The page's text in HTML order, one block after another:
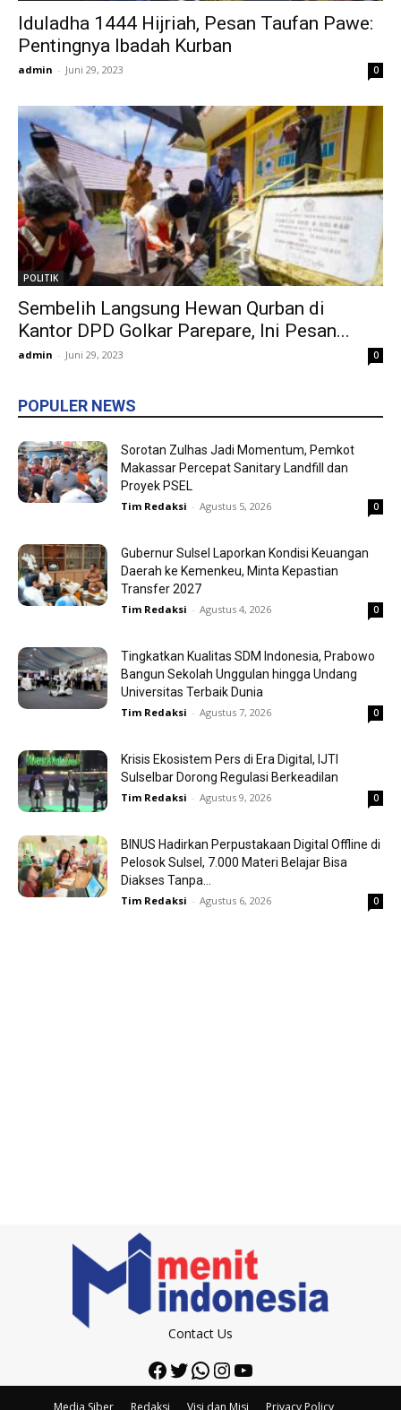
Iduladha 1444 Hijriah, Pesan Taufan Pawe:
Pentingnya Ibadah Kurban
admin - Juni 29, 2023 0
POLITIK
Sembelih Langsung Hewan Qurban di
Kantor DPD Golkar Parepare, Ini Pesan...
admin - Juni 29, 2023 0
POPULER NEWS
Sorotan Zulhas Jadi Momentum, Pemkot
Makassar Percepat Sanitary Landfill dan
Proyek PSEL
Tim Redaksi - Agustus 5, 2026 0
Gubernur Sulsel Laporkan Kondisi Keuangan
Daerah ke Kemenkeu, Minta Kepastian
Transfer 2027
Tim Redaksi - Agustus 4, 2026 0
Tingkatkan Kualitas SDM Indonesia, Prabowo
Bangun Sekolah Unggulan hingga Undang
Universitas Terbaik Dunia
Tim Redaksi - Agustus 7, 2026 0
Krisis Ekosistem Pers di Era Digital, IJTI
Sulselbar Dorong Regulasi Berkeadilan
Tim Redaksi - Agustus 9, 2026 0
BINUS Hadirkan Perpustakaan Digital Offline di
Pelosok Sulsel, 7.000 Materi Belajar Bisa
Diakses Tanpa...
Tim Redaksi - Agustus 6, 2026 0
Contact Us
Facebook
Twitter
WhatsApp
Instagram
YouTube
Media Siber Redaksi Visi dan Misi Privacy Policy